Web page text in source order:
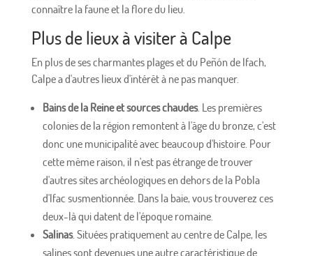
connaître la faune et la flore du lieu.
Plus de lieux à visiter à Calpe
En plus de ses charmantes plages et du Peñón de Ifach,
Calpe a d'autres lieux d'intérêt à ne pas manquer.
Bains de la Reine et sources chaudes. Les premières
colonies de la région remontent à l'âge du bronze, c'est
donc une municipalité avec beaucoup d'histoire. Pour
cette même raison, il n'est pas étrange de trouver
d'autres sites archéologiques en dehors de la Pobla
d'Ifac susmentionnée. Dans la baie, vous trouverez ces
deux-là qui datent de l'époque romaine.
Salinas. Situées pratiquement au centre de Calpe, les
salines sont devenues une autre caractéristique de